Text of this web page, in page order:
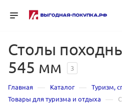
Столы
545 мм
3
Главная — Каталог — Туризм,
Товары для туризма и отдыха —